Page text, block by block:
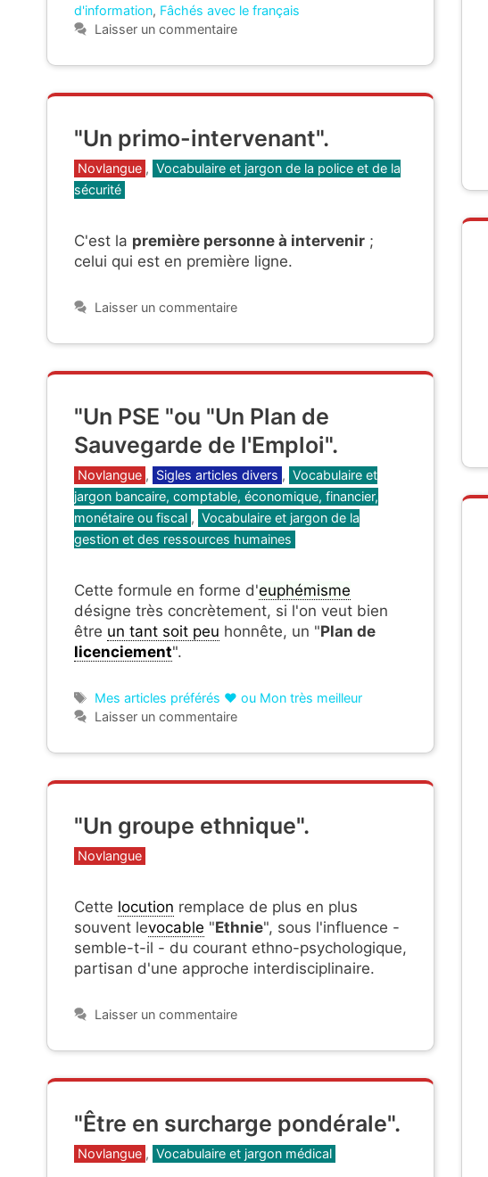
d'information, Fâchés avec le français
Laisser un commentaire
"Un primo-intervenant".
Catégories
Novlangue , Vocabulaire et jargon de la police et de la
sécurité
C'est la première personne à intervenir ;
celui qui est en première ligne.
Laisser un commentaire
"Un PSE "ou "Un Plan de
Sauvegarde de l'Emploi".
Catégories
Novlangue , Sigles articles divers , Vocabulaire et
jargon bancaire, comptable, économique, financier,
monétaire ou fiscal , Vocabulaire et jargon de la
gestion et des ressources humaines
Cette formule en forme d'euphémisme
désigne très concrètement, si l'on veut bien
être un tant soit peu honnête, un "Plan de
licenciement".
Étiquettes
Mes articles préférés ❤ ou Mon très meilleur
Laisser un commentaire
"Un groupe ethnique".
Catégories
Novlangue
Cette locution remplace de plus en plus
souvent levocable "Ethnie", sous l'influence -
semble-t-il - du courant ethno-psychologique,
partisan d'une approche interdisciplinaire.
Laisser un commentaire
"Être en surcharge pondérale".
Catégories
Novlangue , Vocabulaire et jargon médical